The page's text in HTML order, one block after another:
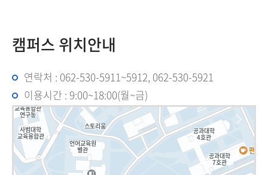
캠퍼스 위치안내
연락처 : 062-530-5911~5912, 062-530-5921
이용시간 : 9:00~18:00(월~금)